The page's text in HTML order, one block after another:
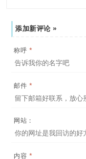
添加新评论 »
称呼 *
邮件 *
网站：
内容 *